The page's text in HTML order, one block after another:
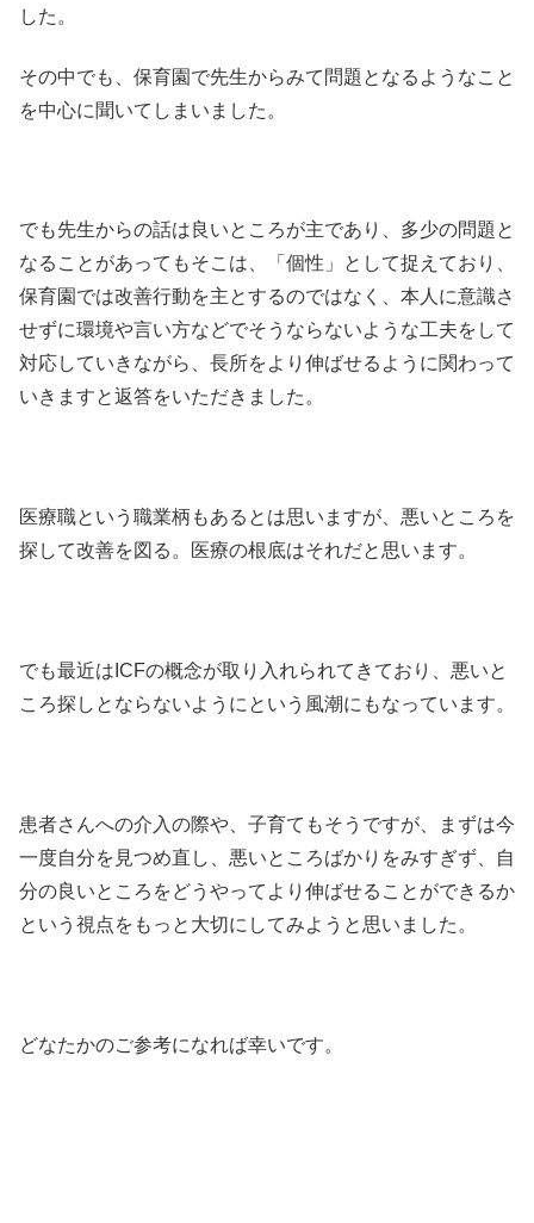
した。
その中でも、保育園で先生からみて問題となるようなこと
を中心に聞いてしまいました。
でも先生からの話は良いところが主であり、多少の問題と
なることがあってもそこは、「個性」として捉えており、
保育園では改善行動を主とするのではなく、本人に意識さ
せずに環境や言い方などでそうならないような工夫をして
対応していきながら、長所をより伸ばせるように関わって
いきますと返答をいただきました。
医療職という職業柄もあるとは思いますが、悪いところを
探して改善を図る。医療の根底はそれだと思います。
でも最近はICFの概念が取り入れられてきており、悪いと
ころ探しとならないようにという風潮にもなっています。
患者さんへの介入の際や、子育てもそうですが、まずは今
一度自分を見つめ直し、悪いところばかりをみすぎず、自
分の良いところをどうやってより伸ばせることができるか
という視点をもっと大切にしてみようと思いました。
どなたかのご参考になれば幸いです。